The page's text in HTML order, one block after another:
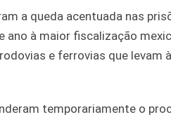
a queda acentuada nas
ano à maior fiscalização
e ferrovias que levam
temporariamente o